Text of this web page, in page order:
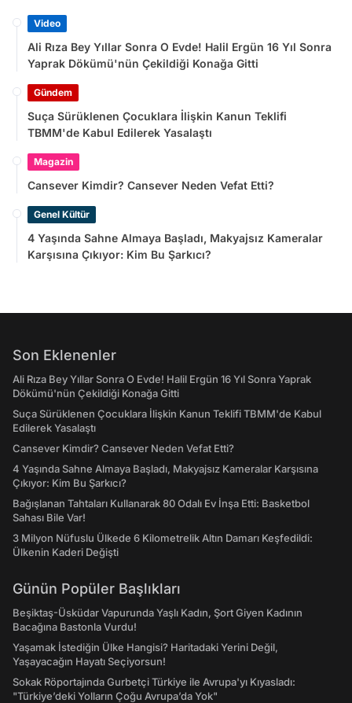
Video
Ali Rıza Bey Yıllar Sonra O Evde! Halil Ergün 16 Yıl Sonra
Yaprak Dökümü'nün Çekildiği Konağa Gitti
Gündem
Suça Sürüklenen Çocuklara İlişkin Kanun Teklifi
TBMM'de Kabul Edilerek Yasalaştı
Magazin
Cansever Kimdir? Cansever Neden Vefat Etti?
Genel Kültür
4 Yaşında Sahne Almaya Başladı, Makyajsız Kameralar
Karşısına Çıkıyor: Kim Bu Şarkıcı?
Son Eklenenler
Ali Rıza Bey Yıllar Sonra O Evde! Halil Ergün 16 Yıl Sonra Yaprak
Dökümü'nün Çekildiği Konağa Gitti
Suça Sürüklenen Çocuklara İlişkin Kanun Teklifi TBMM'de Kabul
Edilerek Yasalaştı
Cansever Kimdir? Cansever Neden Vefat Etti?
4 Yaşında Sahne Almaya Başladı, Makyajsız Kameralar Karşısına
Çıkıyor: Kim Bu Şarkıcı?
Bağışlanan Tahtaları Kullanarak 80 Odalı Ev İnşa Etti: Basketbol
Sahası Bile Var!
3 Milyon Nüfuslu Ülkede 6 Kilometrelik Altın Damarı Keşfedildi:
Ülkenin Kaderi Değişti
Günün Popüler Başlıkları
Beşiktaş-Üsküdar Vapurunda Yaşlı Kadın, Şort Giyen Kadının
Bacağına Bastonla Vurdu!
Yaşamak İstediğin Ülke Hangisi? Haritadaki Yerini Değil,
Yaşayacağın Hayatı Seçiyorsun!
Sokak Röportajında Gurbetçi Türkiye ile Avrupa'yı Kıyasladı:
"Türkiye’deki Yolların Çoğu Avrupa’da Yok"